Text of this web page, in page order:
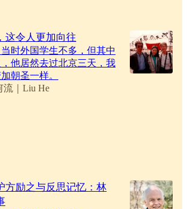
这令人更加向往
时外国学生不多，但其中
他居然去过北京三天，我
朝圣一样。
流｜Liu He
方励之与反思记忆：林